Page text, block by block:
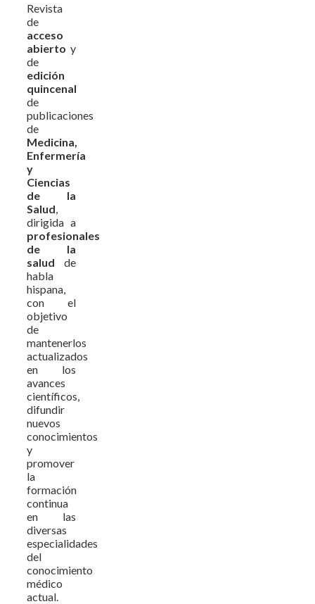
Revista
de
acceso
abierto y
de
edición
quincenal
de
publicaciones
de
Medicina,
Enfermería
y
Ciencias
de la
Salud
dirigida a
profesionales
de la
salud de
habla
hispana,
con el
objetivo
de
mantenerlos
actualizados
en los
avances
científicos,
difundir
nuevos
conocimientos
y
promover
la
formación
continua
en las
diversas
especialidades
del
conocimiento
médico
actual.